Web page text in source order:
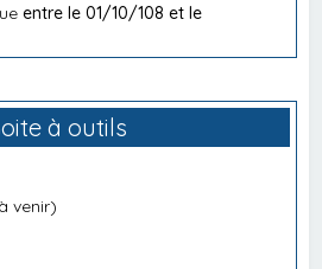
entre le 01/10/108 et le
à outils
venir)